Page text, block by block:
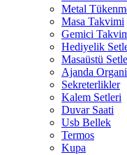
Metal
Masa Takvimi
Gemici
Hediyelik
Masaüstü
Ajanda
Sekreterlikler
Kalem Setleri
Duvar Saati
Usb Bellek
Termos
Kupa